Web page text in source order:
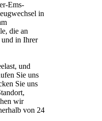
Ems-
in
die an
und in Ihrer
und
Sie uns
Sie uns
wir
von 24